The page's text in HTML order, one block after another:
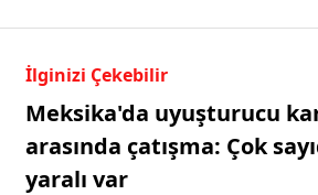
İlginizi Çekebilir
Meksika'da uyuşturucu
arasında çatışma: Çok
yaralı var